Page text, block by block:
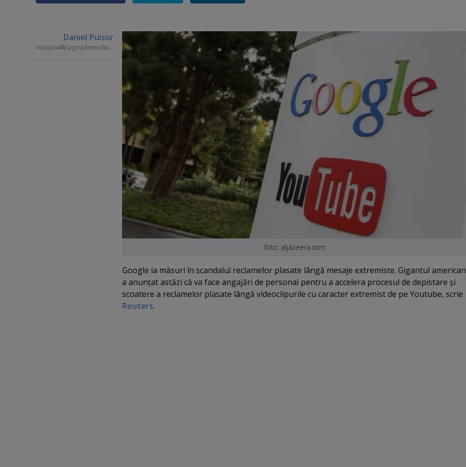
Daniel Puisor
redactia paginademedia.ro
foto: aljazeera.com
Google ia măsuri în scandalul reclamelor plasate lângă mesaje extremiste. Gigantul american
a anunţat astăzi că va face angajări de personal pentru a accelera procesul de depistare şi
scoatere a reclamelor plasate lângă videoclipurile cu caracter extremist de pe Youtube, scrie
Reuters.